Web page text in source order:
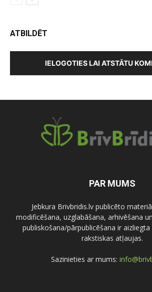
ATBILDĒT
IELOGOTIES LAI ATSTĀTU
PAR MUMS
Jebkura Brivbridis.lv publicēto
modificēšana, uzglabāšana, arhivēšana
publiskošana/pārpublicēšana ir aizliegta
rakstiskas atļaujas.
Sazinieties ar mums: